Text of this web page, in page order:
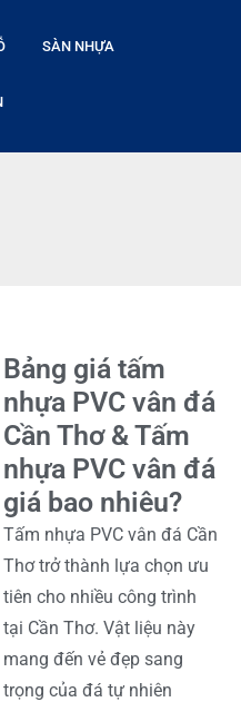
SÀN NHỰA
Bảng giá tấm
nhựa PVC vân đá
Cần Thơ & Tấm
nhựa PVC vân đá
giá bao nhiêu?
Tấm nhựa PVC vân đá Cần
Thơ trở thành lựa chọn ưu
tiên cho nhiều công trình
tại Cần Thơ. Vật liệu này
mang đến vẻ đẹp sang
trọng của đá tự nhiên